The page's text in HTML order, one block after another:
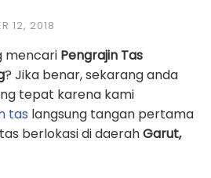
12, 2018
mencari Pengrajin Tas
? Jika benar, sekarang anda
tepat karena kami
tas langsung tangan pertama
berlokasi di daerahGarut,